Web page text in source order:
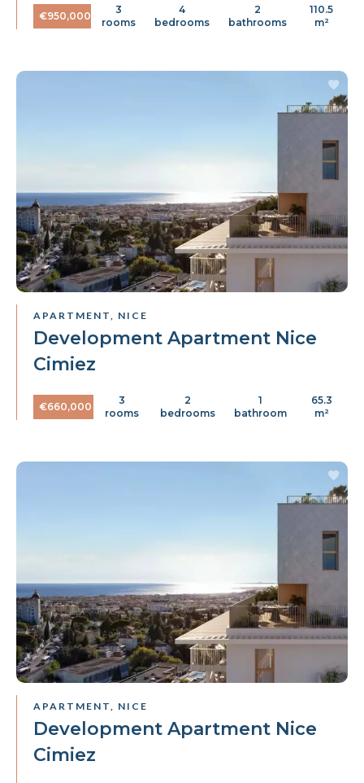
€950,000
3
rooms
4
bedrooms
2
bathrooms
110.5
m²
APARTMENT, NICE
Development Apartment Nice
Cimiez
€660,000
3
rooms
2
bedrooms
1
bathroom
65.3
m²
APARTMENT, NICE
Development Apartment Nice
Cimiez